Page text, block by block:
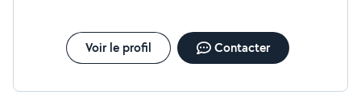
et aires de jeux, je vous assure une prestation rapide,
efficace et irréprochable. Je suis disponible 24h/24 pour
répondre à vos besoins, avec le souci du travail bien fait.
Voir le profil Contacter